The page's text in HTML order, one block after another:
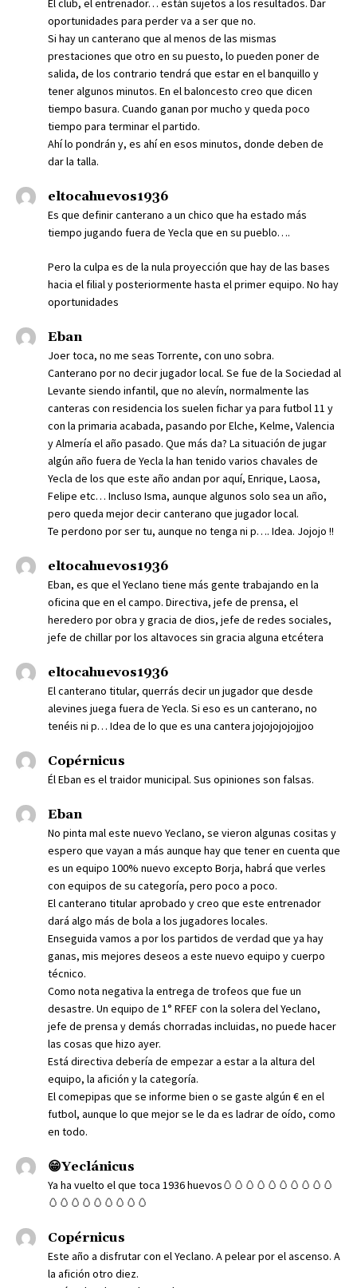
El club, el entrenador… están sujetos a los resultados. Dar
oportunidades para perder va a ser que no.
Si hay un canterano que al menos de las mismas
prestaciones que otro en su puesto, lo pueden poner de
salida, de los contrario tendrá que estar en el banquillo y
tener algunos minutos. En el baloncesto creo que dicen
tiempo basura. Cuando ganan por mucho y queda poco
tiempo para terminar el partido.
Ahí lo pondrán y, es ahí en esos minutos, donde deben de
dar la talla.
eltocahuevos1936
Es que definir canterano a un chico que ha estado más
tiempo jugando fuera de Yecla que en su pueblo….
Pero la culpa es de la nula proyección que hay de las bases
hacia el filial y posteriormente hasta el primer equipo. No hay
oportunidades
Eban
Joer toca, no me seas Torrente, con uno sobra.
Canterano por no decir jugador local. Se fue de la Sociedad al
Levante siendo infantil, que no alevín, normalmente las
canteras con residencia los suelen fichar ya para futbol 11 y
con la primaria acabada, pasando por Elche, Kelme, Valencia
y Almería el año pasado. Que más da? La situación de jugar
algún año fuera de Yecla la han tenido varios chavales de
Yecla de los que este año andan por aquí, Enrique, Laosa,
Felipe etc… Incluso Isma, aunque algunos solo sea un año,
pero queda mejor decir canterano que jugador local.
Te perdono por ser tu, aunque no tenga ni p…. Idea. Jojojo !!
eltocahuevos1936
Eban, es que el Yeclano tiene más gente trabajando en la
oficina que en el campo. Directiva, jefe de prensa, el
heredero por obra y gracia de dios, jefe de redes sociales,
jefe de chillar por los altavoces sin gracia alguna etcétera
eltocahuevos1936
El canterano titular, querrás decir un jugador que desde
alevines juega fuera de Yecla. Si eso es un canterano, no
tenéis ni p… Idea de lo que es una cantera jojojojojojjoo
Copérnicus
Él Eban es el traidor municipal. Sus opiniones son falsas.
Eban
No pinta mal este nuevo Yeclano, se vieron algunas cositas y
espero que vayan a más aunque hay que tener en cuenta que
es un equipo 100% nuevo excepto Borja, habrá que verles
con equipos de su categoría, pero poco a poco.
El canterano titular aprobado y creo que este entrenador
dará algo más de bola a los jugadores locales.
Enseguida vamos a por los partidos de verdad que ya hay
ganas, mis mejores deseos a este nuevo equipo y cuerpo
técnico.
Como nota negativa la entrega de trofeos que fue un
desastre. Un equipo de 1° RFEF con la solera del Yeclano,
jefe de prensa y demás chorradas incluidas, no puede hacer
las cosas que hizo ayer.
Está directiva debería de empezar a estar a la altura del
equipo, la afición y la categoría.
El comepipas que se informe bien o se gaste algún € en el
futbol, aunque lo que mejor se le da es ladrar de oído, como
en todo.
😁Yeclánicus
Ya ha vuelto el que toca 1936 huevos🥚🥚🥚🥚🥚🥚🥚🥚🥚🥚
🥚🥚🥚🥚🥚🥚🥚🥚🥚
Copérnicus
Este año a disfrutar con el Yeclano. A pelear por el ascenso. A
la afición otro diez.